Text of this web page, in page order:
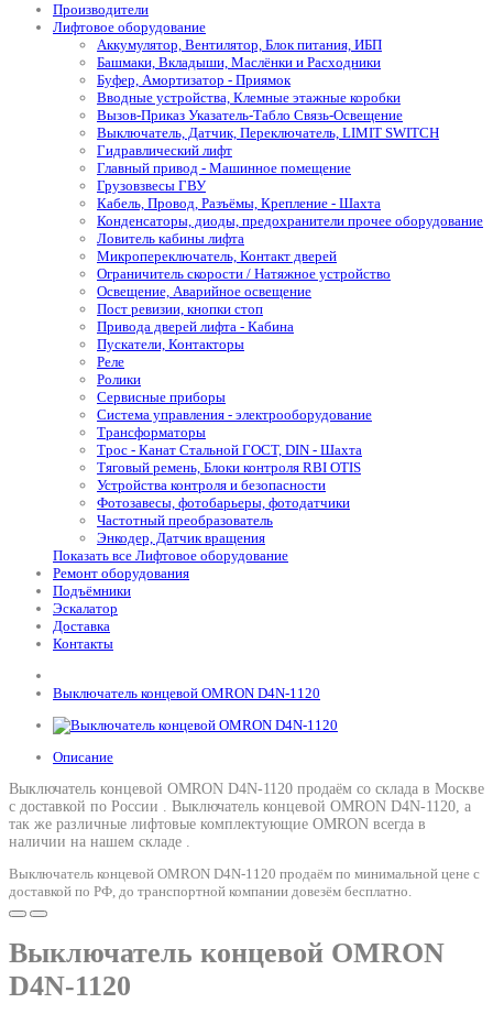
Производители
Лифтовое оборудование
Аккумулятор, Вентилятор, Блок питания, ИБП
Башмаки, Вкладыши, Маслёнки и Расходники
Буфер, Амортизатор - Приямок
Вводные устройства, Клемные этажные коробки
Вызов-Приказ Указатель-Табло Связь-Освещение
Выключатель, Датчик, Переключатель, LIMIT SWITCH
Гидравлический лифт
Главный привод - Машинное помещение
Грузовзвесы ГВУ
Кабель, Провод, Разъёмы, Крепление - Шахта
Конденсаторы, диоды, предохранители прочее оборудование
Ловитель кабины лифта
Микропереключатель, Контакт дверей
Ограничитель скорости / Натяжное устройство
Освещение, Аварийное освещение
Пост ревизии, кнопки стоп
Привода дверей лифта - Кабина
Пускатели, Контакторы
Реле
Ролики
Сервисные приборы
Система управления - электрооборудование
Трансформаторы
Трос - Канат Стальной ГОСТ, DIN - Шахта
Тяговый ремень, Блоки контроля RBI OTIS
Устройства контроля и безопасности
Фотозавесы, фотобарьеры, фотодатчики
Частотный преобразователь
Энкодер, Датчик вращения
Показать все Лифтовое оборудование
Ремонт оборудования
Подъёмники
Эскалатор
Доставка
Контакты
Выключатель концевой OMRON D4N-1120
Описание
Выключатель концевой OMRON D4N-1120 продаём со склада в Москве
с доставкой по России . Выключатель концевой OMRON D4N-1120, а
так же различные лифтовые комплектующие OMRON всегда в
наличии на нашем складе .
Выключатель концевой OMRON D4N-1120 продаём по минимальной цене с
доставкой по РФ, до транспортной компании довезём бесплатно.
Выключатель концевой OMRON
D4N-1120